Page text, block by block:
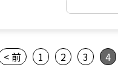
< 前 1 2 3 4